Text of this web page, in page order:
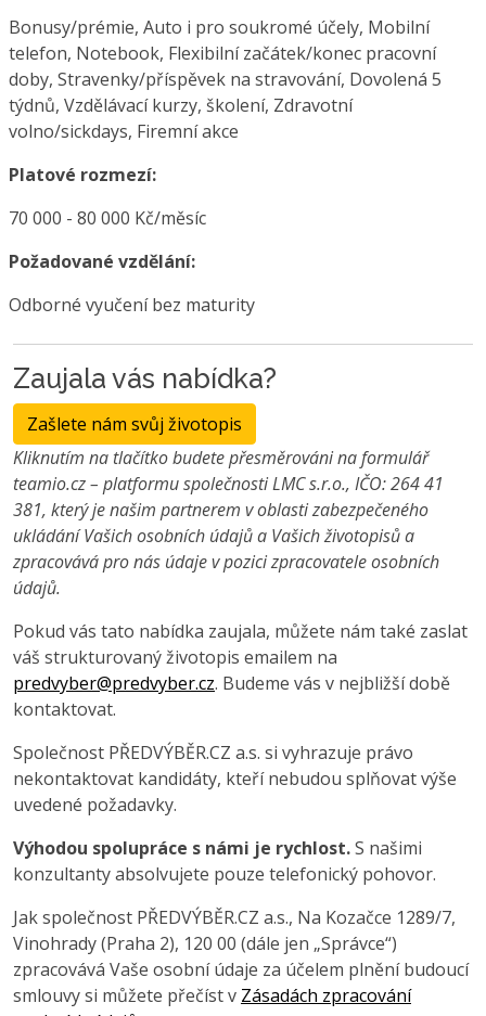
Bonusy/prémie, Auto i pro soukromé účely, Mobilní
telefon, Notebook, Flexibilní začátek/konec pracovní
doby, Stravenky/příspěvek na stravování, Dovolená 5
týdnů, Vzdělávací kurzy, školení, Zdravotní
volno/sickdays, Firemní akce
Platové rozmezí:
70 000 - 80 000 Kč/měsíc
Požadované vzdělání:
Odborné vyučení bez maturity
Zaujala vás nabídka?
Zašlete nám svůj životopis
Kliknutím na tlačítko budete přesměrováni na formulář
teamio.cz – platformu společnosti LMC s.r.o., IČO: 264 41
381, který je našim partnerem v oblasti zabezpečeného
ukládání Vašich osobních údajů a Vašich životopisů a
zpracovává pro nás údaje v pozici zpracovatele osobních
údajů.
Pokud vás tato nabídka zaujala, můžete nám také zaslat
váš strukturovaný životopis emailem na
predvyber@predvyber.cz. Budeme vás v nejbližší době
kontaktovat.
Společnost PŘEDVÝBĚR.CZ a.s. si vyhrazuje právo
nekontaktovat kandidáty, kteří nebudou splňovat výše
uvedené požadavky.
Výhodou spolupráce s námi je rychlost.S našimi
konzultanty absolvujete pouze telefonický pohovor.
Jak společnost PŘEDVÝBĚR.CZ a.s., Na Kozačce 1289/7,
Vinohrady (Praha 2), 120 00 (dále jen „Správce“)
zpracovává Vaše osobní údaje za účelem plnění budoucí
smlouvy si můžete přečíst v Zásadách zpracování